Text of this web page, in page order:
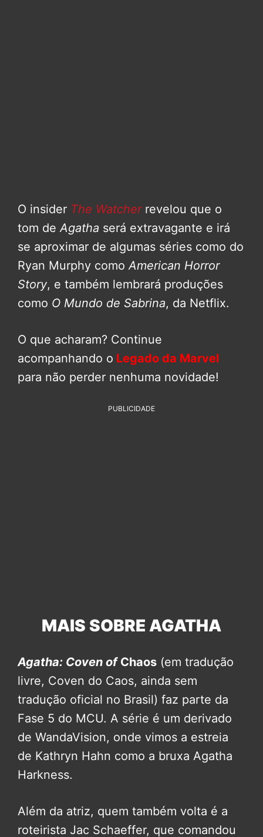
O insider The Watcherrevelou que o
tom deAgatha será extravagante e irá
se aproximar de algumas séries como do
Ryan Murphy comoAmerican Horror
Story, e também lembrará produções
como O Mundo de Sabrina, da Netflix.
O que acharam? Continue
acompanhando o Legado da Marvel
para não perder nenhuma novidade!
PUBLICIDADE
MAIS SOBRE AGATHA
Agatha: Coven ofChaos (em tradução
livre, Coven do Caos, ainda sem
tradução oficial no Brasil) faz parte da
Fase 5 do MCU. A série é um derivado
de WandaVision, onde vimos a estreia
de Kathryn Hahn como a bruxa Agatha
Harkness.
Além da atriz, quem também volta é a
roteirista Jac Schaeffer, que comandou